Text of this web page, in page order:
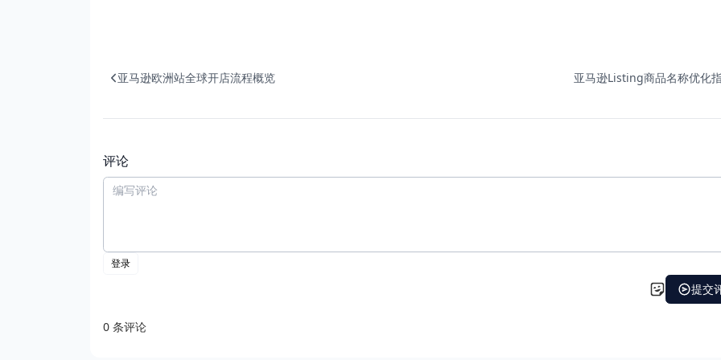
亚马逊欧洲站全球开店流程概览 亚马逊Listing商品名称优化
评论